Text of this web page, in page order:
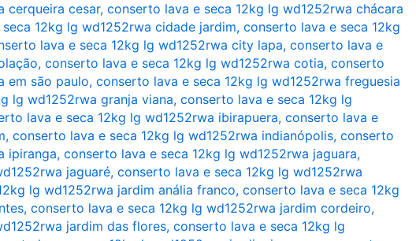
cerqueira cesar, conserto lava e seca 12kg lg wd1252rwa chácara
12kg lg wd1252rwa cidade jardim, conserto lava e seca 12kg
lava e seca 12kg lg wd1252rwa city lapa, conserto lava e
, conserto lava e seca 12kg lg wd1252rwa cotia, conserto
em são paulo, conserto lava e seca 12kg lg wd1252rwa freguesia
lg wd1252rwa granja viana, conserto lava e seca 12kg lg
lava e seca 12kg lg wd1252rwa ibirapuera, conserto lava e
, conserto lava e seca 12kg lg wd1252rwa indianópolis, conserto
ipiranga, conserto lava e seca 12kg lg wd1252rwa jaguara,
jaguaré, conserto lava e seca 12kg lg wd1252rwa
lg wd1252rwa jardim anália franco, conserto lava e seca 12kg
, conserto lava e seca 12kg lg wd1252rwa jardim cordeiro,
jardim das flores, conserto lava e seca 12kg lg